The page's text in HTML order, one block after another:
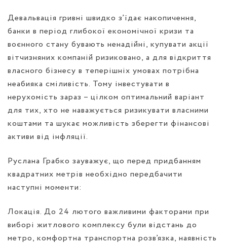
Девальвація гривні швидко з’їдає накопичення,
банки в період глибокої економічної кризи та
воєнного стану бувають ненадійні, купувати акції
вітчизняних компаній ризиковано, а для відкриття
власного бізнесу в теперішніх умовах потрібна
неабияка сміливість. Тому інвестувати в
нерухомість зараз – цілком оптимальний варіант
для тих, хто не наважується ризикувати власними
коштами та шукає можливість зберегти фінансові
активи від інфляції.
Руслана Грабко зауважує, що перед придбанням
квадратних метрів необхідно передбачити
наступні моменти:
Локація. До 24 лютого важливими факторами при
виборі житлового комплексу були відстань до
метро, комфортна транспортна розв’язка, наявність